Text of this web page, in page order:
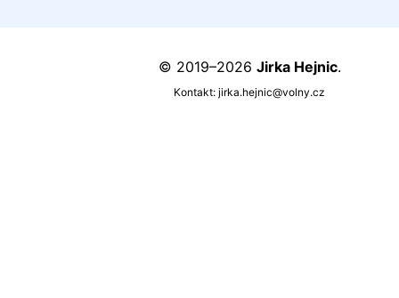
© 2019–2026 Jirka Hejnic.
Kontakt: jirka.hejnic@volny.cz